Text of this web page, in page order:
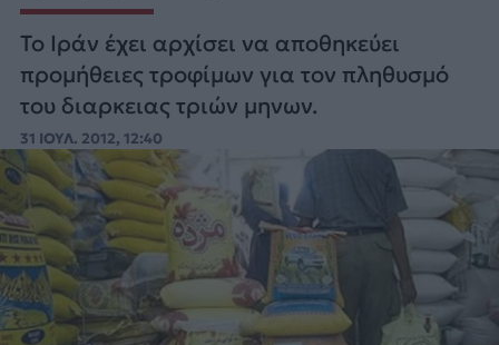
Το Ιράν έχει αρχίσει να αποθηκεύει
προμήθειες τροφίμων για τον πληθυσμό
του διαρκειας τριών μηνων.
31 ΙΟΥΛ. 2012, 12:40